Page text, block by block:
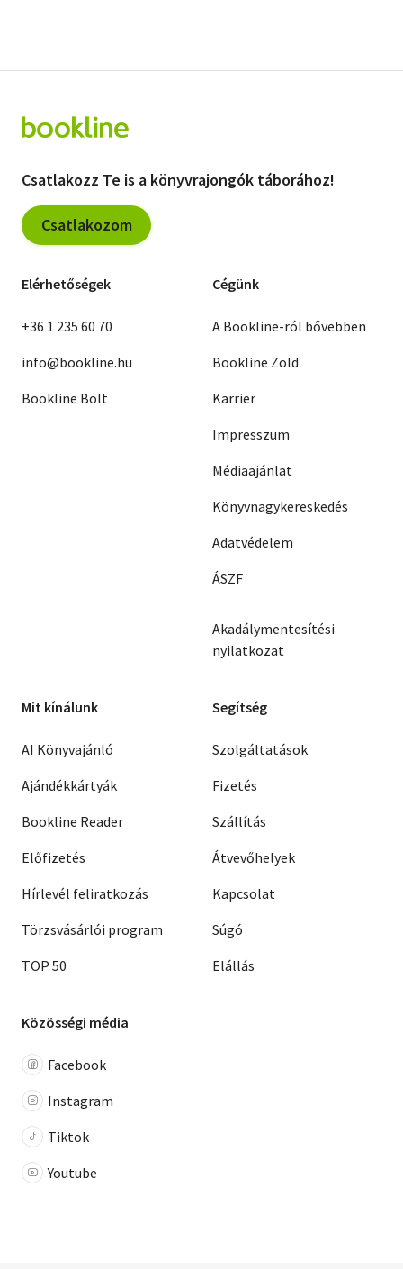
Csatlakozz Te is a könyvrajongók táborához!
Csatlakozom
Elérhetőségek
+36 1 235 60 70
info@bookline.hu
Bookline Bolt
Cégünk
A Bookline-ról bővebben
Bookline Zöld
Karrier
Impresszum
Médiaajánlat
Könyvnagykereskedés
Adatvédelem
ÁSZF
Akadálymentesítési
nyilatkozat
Mit kínálunk
AI Könyvajánló
Ajándékkártyák
Bookline Reader
Előfizetés
Hírlevél feliratkozás
Törzsvásárlói program
TOP 50
Segítség
Szolgáltatások
Fizetés
Szállítás
Átvevőhelyek
Kapcsolat
Súgó
Elállás
Közösségi média
Facebook
Instagram
Tiktok
Youtube